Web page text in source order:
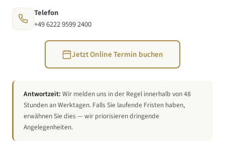
Telefon
+49 6222 9599 2400
Jetzt Online Termin buchen
Antwortzeit: Wir melden uns in der Regel innerhalb von 48
Stunden an Werktagen. Falls Sie laufende Fristen haben,
erwähnen Sie dies — wir priorisieren dringende
Angelegenheiten.